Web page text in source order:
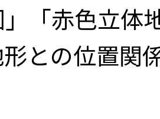
「赤色立体
との位置関